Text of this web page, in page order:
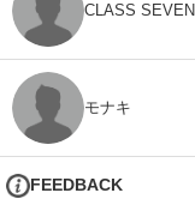
CLASS SEVEN
モナキ
FEEDBACK